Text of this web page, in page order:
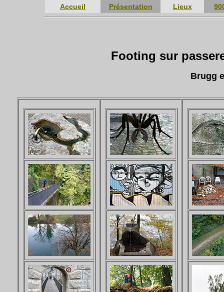
Accueil Présentation Lieux
Footing sur
Brugg